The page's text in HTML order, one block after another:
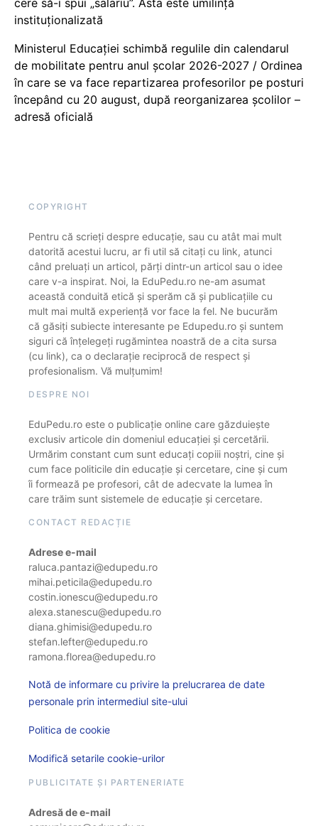
instituționalizată
Ministerul Educației schimbă regulile din calendarul
de mobilitate pentru anul școlar 2026-2027 / Ordinea
în care se va face repartizarea profesorilor pe posturi
începând cu 20 august, după reorganizarea școlilor –
adresă oficială
COPYRIGHT
Pentru că scrieți despre educație, sau cu atât mai mult
datorită acestui lucru, ar fi util să citați cu link, atunci
când preluați un articol, părți dintr-un articol sau o idee
care v-a inspirat. Noi, la EduPedu.ro ne-am asumat
această conduită etică și sperăm că și publicațiile cu
mult mai multă experiență vor face la fel. Ne bucurăm
că găsiți subiecte interesante pe Edupedu.ro și suntem
siguri că înțelegeți rugămintea noastră de a cita sursa
(cu link), ca o declarație reciprocă de respect și
profesionalism. Vă mulțumim!
DESPRE NOI
EduPedu.ro este o publicație online care găzduiește
exclusiv articole din domeniul educației și cercetării.
Urmărim constant cum sunt educați copiii noștri, cine și
cum face politicile din educație și cercetare, cine și cum
îi formează pe profesori, cât de adecvate la lumea în
care trăim sunt sistemele de educație și cercetare.
CONTACT REDACȚIE
Adrese e-mail
raluca.pantazi@edupedu.ro
mihai.peticila@edupedu.ro
costin.ionescu@edupedu.ro
alexa.stanescu@edupedu.ro
diana.ghimisi@edupedu.ro
stefan.lefter@edupedu.ro
ramona.florea@edupedu.ro
Notă de informare cu privire la prelucrarea de date
personale prin intermediul site-ului
Politica de cookie
Modifică setarile cookie-urilor
PUBLICITATE ȘI PARTENERIATE
Adresă de e-mail